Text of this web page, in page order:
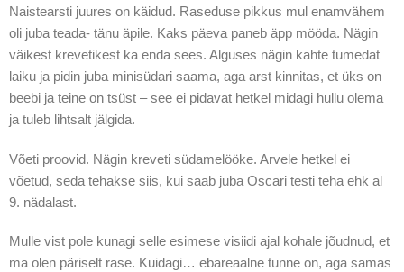
Naistearsti juures on käidud. Raseduse pikkus mul enamvähem
oli juba teada- tänu äpile. Kaks päeva paneb äpp mööda. Nägin
väikest krevetikest ka enda sees. Alguses nägin kahte tumedat
laiku ja pidin juba minisüdari saama, aga arst kinnitas, et üks on
beebi ja teine on tsüst – see ei pidavat hetkel midagi hullu olema
ja tuleb lihtsalt jälgida.
Võeti proovid. Nägin kreveti südamelööke. Arvele hetkel ei
võetud, seda tehakse siis, kui saab juba Oscari testi teha ehk al
9. nädalast.
Mulle vist pole kunagi selle esimese visiidi ajal kohale jõudnud, et
ma olen päriselt rase. Kuidagi… ebareaalne tunne on, aga samas